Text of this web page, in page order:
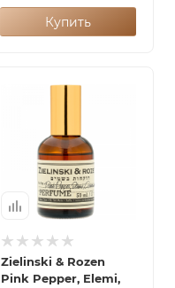
Купить
Zielinski & Rozen
Pink Pepper, Elemi,